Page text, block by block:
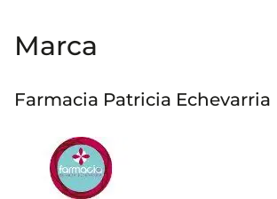
Marca
Farmacia Patricia Echevarria